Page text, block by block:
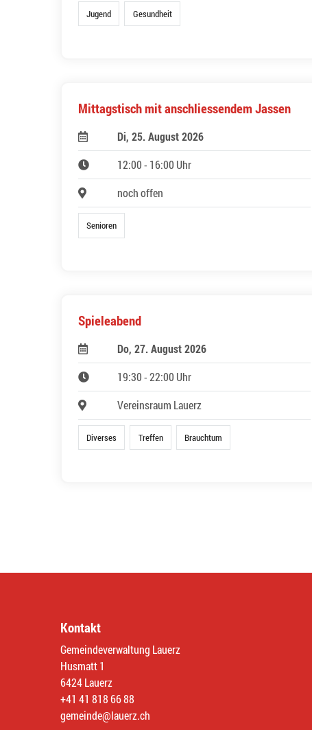
Jugend Gesundheit
Mittagstisch mit anschliessendem Jassen
Di, 25. August 2026
12:00 - 16:00 Uhr
noch offen
Senioren
Spieleabend
Do, 27. August 2026
19:30 - 22:00 Uhr
Vereinsraum Lauerz
Diverses Treffen Brauchtum
Kontakt
Gemeindeverwaltung Lauerz
Husmatt 1
6424 Lauerz
+41 41 818 66 88
gemeinde@lauerz.ch